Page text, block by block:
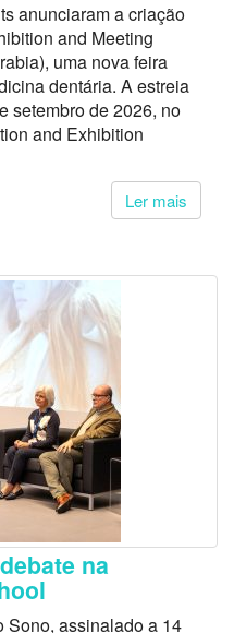
anunciaram a criação
and Meeting
uma nova feira
dentária. A estreia
setembro de 2026, no
and Exhibition
Ler mais
na
Sono, assinalado a 14